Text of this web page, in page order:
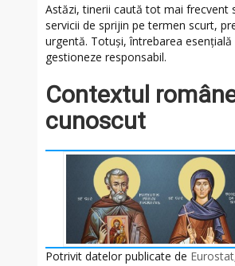
Astăzi, tinerii caută tot mai
servicii de sprijin pe termen scurt,
urgentă. Totuși, întrebarea
gestioneze responsabil.
Contextul
cunoscut
Potrivit datelor publicate de Eurostat